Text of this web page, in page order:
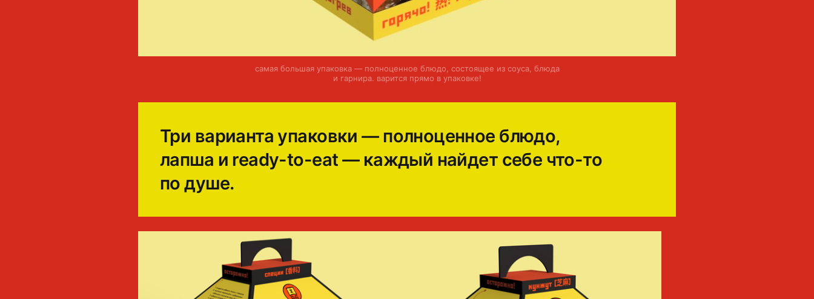
самая большая упаковка — полноценное блюдо, состоящее из соуса, блюда
и гарнира. варится прямо в упаковке!
Три варианта упаковки — полноценное блюдо,
лапша и ready-to-eat — каждый найдет себе что-то
по душе.